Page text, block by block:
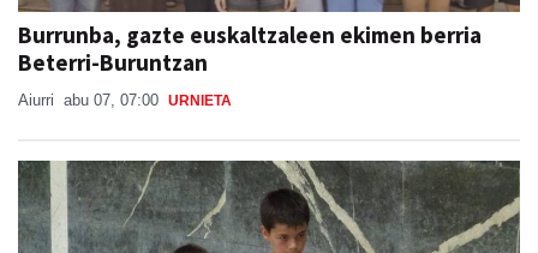
Burrunba, gazte euskaltzaleen ekimen berria
Beterri-Buruntzan
Aiurri abu 07, 07:00 URNIETA